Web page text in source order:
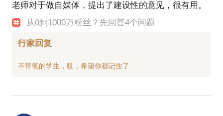
老师对于做自媒体，提出了建设性的意见，很有用。
从0到1000万粉丝？先回答4个问题
行家回复